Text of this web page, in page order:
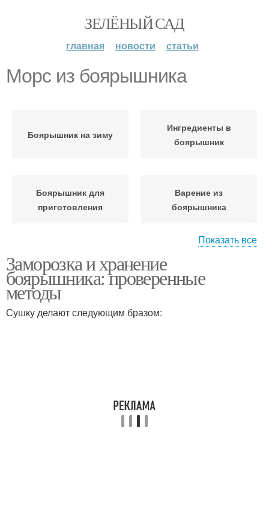
ЗЕЛЁНЫЙ САД
главная новости статьи
Морс из боярышника
Боярышник на зиму
Ингредиенты в
боярышник
Боярышник для
приготовления
Варение из
боярышника
Компот из боярышника Пирог с боярышником
Показать все
Заморозка и хранение
боярышника: проверенные
методы
Сушку делают следующим бразом: